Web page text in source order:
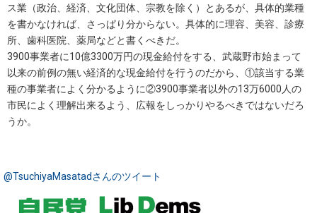
ス業（政治、経済、文化団体、宗教を除く）とあるが、具体的業種
を書かなければ、さっぱり分からない。具体的に理容、美容、診療
所、歯科医院、薬局などと書くべきだ。
3900事業者に10億3300万円の現金給付をする、武蔵野市始まって
以来の前例の無い経済的な現金給付を行うのだから、①該当する業
種の事業者によく分かるように②3900事業者以外の13万6000人の
市民によく理解出来るよう、広報をしっかりやるべきではないだろ
うか。
@TsuchiyaMasatadさんのツイート